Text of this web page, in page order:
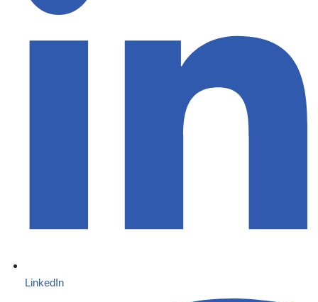
LinkedIn